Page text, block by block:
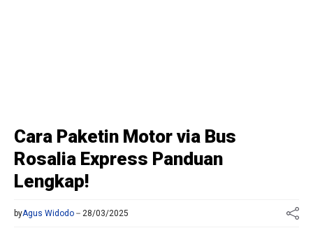
Cara Paketin Motor via Bus
Rosalia Express Panduan
Lengkap!
byAgus Widodo 28/03/2025